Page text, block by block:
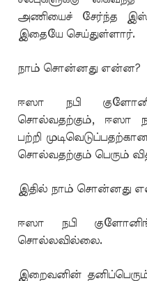
அணியைச் சேர்ந்த
இதையே செய்துள்ளார்.
நாம் சொன்னது என்ன?
ஈஸா நபி
சொல்வதற்கும், ஈஸா
பற்றி
சொல்வதற்கும் பெரும்
இதில் நாம் சொன்னது
ஈஸா நபி
சொல்லவில்லை.
இறைவனின்